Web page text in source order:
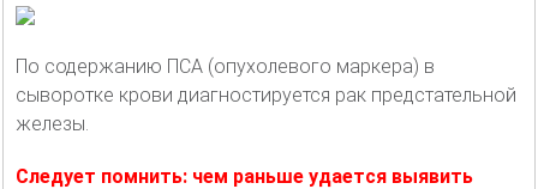
По содержанию ПСА (опухолевого маркера) в
сыворотке крови диагностируется рак предстательной
железы.
Следует помнить: чем раньше удается выявить